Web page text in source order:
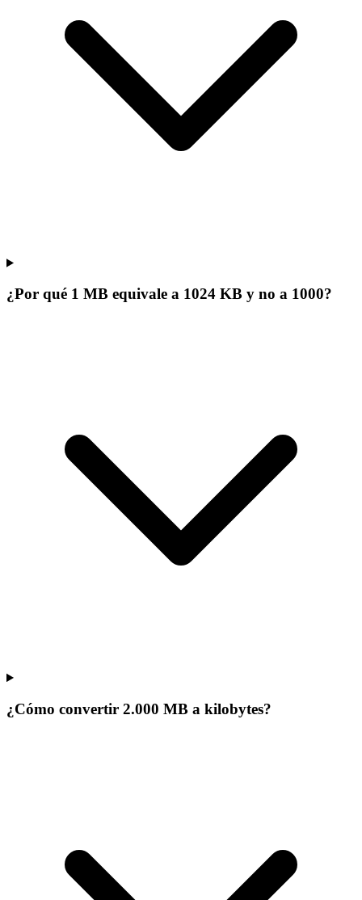
¿Por qué 1 MB equivale a 1024 KB y no a 1000?
¿Cómo convertir 2.000 MB a kilobytes?